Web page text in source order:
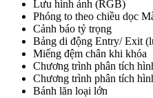
Lưu hình ảnh (RGB)
Phóng to theo chiều dọc
Cảnh báo tỷ trọng
Bảng di động Entry/ Exit
Miếng đệm chân khi khóa
Chương trình phân tích
Chương trình phân tích
Bánh lăn loại lớn